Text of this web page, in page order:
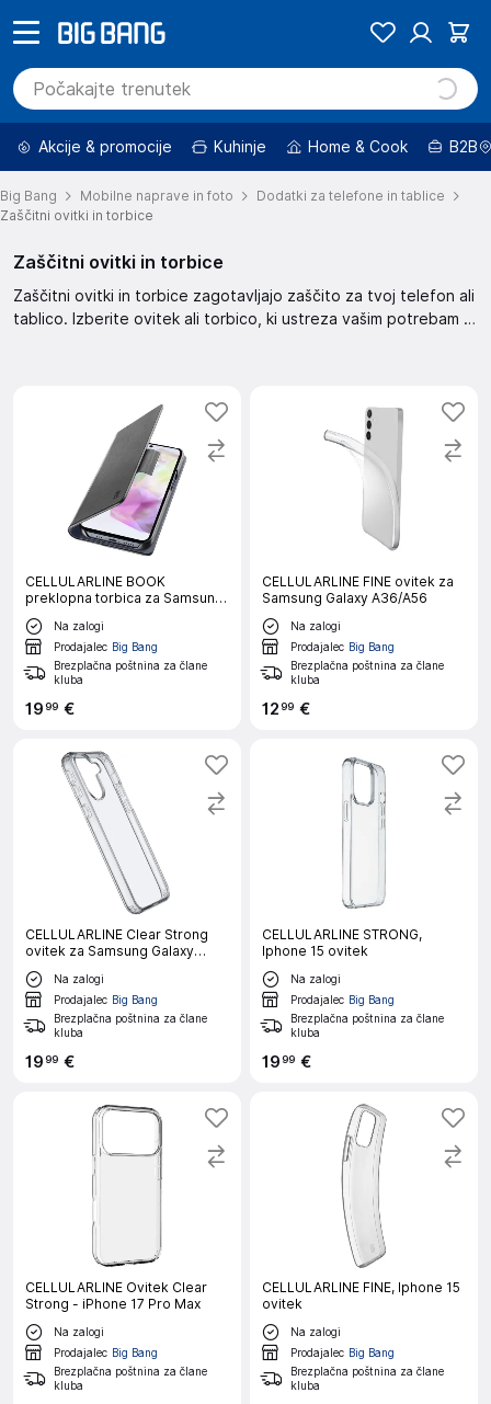
Akcije & promocije Kuhinje Home & Cook B2B
Big Bang Mobilne naprave in foto
Dodatki za telefone in tablice
Zaščitni ovitki in torbice
Zaščitni ovitki in torbice
Zaščitni ovitki in torbice zagotavljajo zaščito za tvoj telefon ali
tablico. Izberite ovitek ali torbico, ki ustreza vašim potrebam in
CELLULARLINE BOOK
preklopna torbica za Samsung
Galaxy A36/A56
Na zalogi
Prodajalec Big Bang
Brezplačna poštnina za člane
kluba
1999 €
CELLULARLINE FINE ovitek za
Samsung Galaxy A36/A56
Na zalogi
Prodajalec Big Bang
Brezplačna poštnina za člane
kluba
1299 €
CELLULARLINE Clear Strong
ovitek za Samsung Galaxy
A36/A56
Na zalogi
Prodajalec Big Bang
Brezplačna poštnina za člane
kluba
1999 €
CELLULARLINE STRONG,
Iphone 15 ovitek
Na zalogi
Prodajalec Big Bang
Brezplačna poštnina za člane
kluba
1999 €
CELLULARLINE Ovitek Clear
Strong - iPhone 17 Pro Max
Na zalogi
Prodajalec Big Bang
Brezplačna poštnina za člane
kluba
CELLULARLINE FINE, Iphone 15
ovitek
Na zalogi
Prodajalec Big Bang
Brezplačna poštnina za člane
kluba